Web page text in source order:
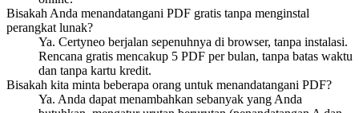
Bisakah Anda menandatangani PDF gratis tanpa menginstal
perangkat lunak?
Ya. Certyneo berjalan sepenuhnya di browser, tanpa instalasi.
Rencana gratis mencakup 5 PDF per bulan, tanpa batas waktu
dan tanpa kartu kredit.
Bisakah kita minta beberapa orang untuk menandatangani PDF?
Ya. Anda dapat menambahkan sebanyak yang Anda